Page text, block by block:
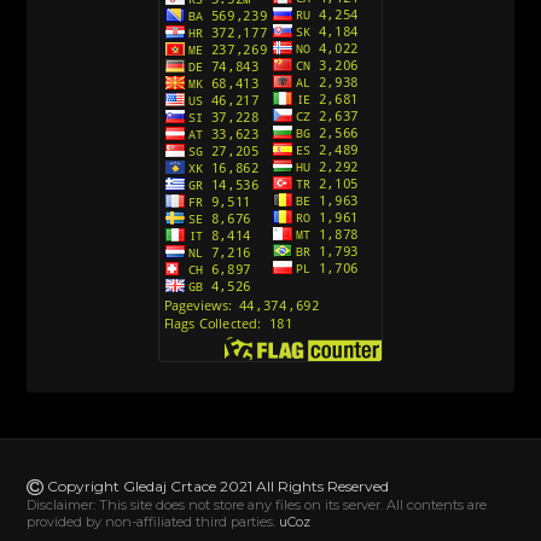
Avanture Kida Opasnost (Sinhronizovano na
Action Man (Sinhronizovano na Hrvatski)
Action Man (2000) Sinhronizovano na Hrvatski
Andjeoski Prijatelji (Sinhronizovano na Srpski)
Ajkuca (Sharkdog) Sinhronizovano na Srpski
Alvin i veverice (Alvinnn!!! And the Chipmunks)
Sinhronizovano na Srpski
Avanture Mačka u čizmama (Sinhronizovano na
[78]
Abominable The Invisible (2022) Sinhronizovano
Copyright Gledaj Crtace 2021 All Rights Reserved
Disclaimer: This site does not store any files on its server. All contents are
provided by non-affiliated third parties. uCoz